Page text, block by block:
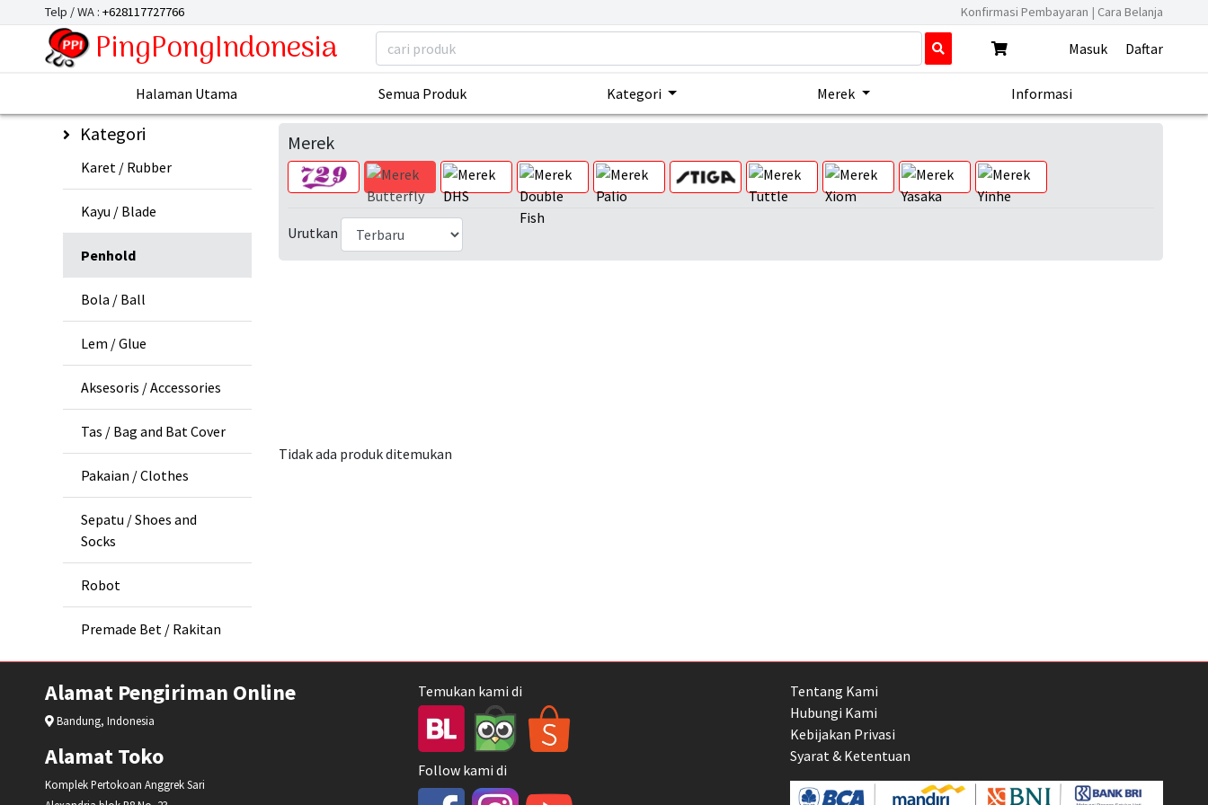
Telp / WA : +628117727766 Konfirmasi Pembayaran | Cara Belanja
PingPongIndonesia Masuk Daftar
Halaman Utama Semua Produk Kategori Merek Informasi
Kategori
Karet / Rubber
Kayu / Blade
Penhold
Bola / Ball
Lem / Glue
Aksesoris / Accessories
Tas / Bag and Bat Cover
Pakaian / Clothes
Sepatu / Shoes and
Socks
Robot
Premade Bet / Rakitan
Merek
Urutkan
Tidak ada produk ditemukan
Alamat Pengiriman Online
Bandung, Indonesia
Alamat Toko
Komplek Pertokoan Anggrek Sari
Temukan kami di
Follow kami di
Tentang Kami
Hubungi Kami
Kebijakan Privasi
Syarat & Ketentuan